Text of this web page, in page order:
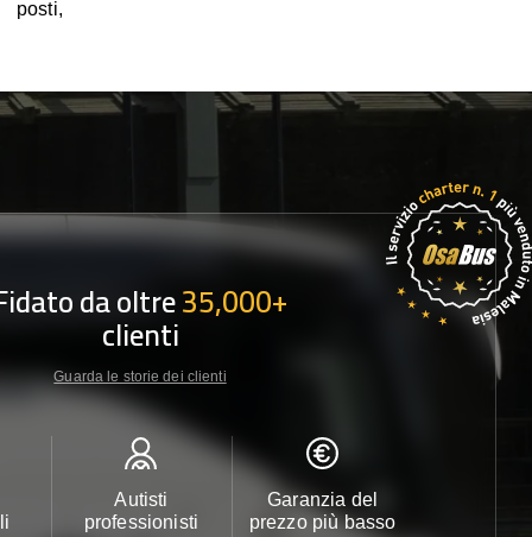
posti,
da oltre35,000+
clienti
Guarda le storie dei clienti
Autisti
professionisti
Garanzia del
prezzo più basso